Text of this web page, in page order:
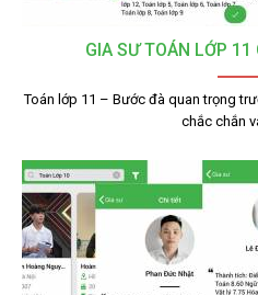
GIA SƯ TOÁN LỚP
Toán lớp 11 – Bước đà quan trọng
chắc chắn